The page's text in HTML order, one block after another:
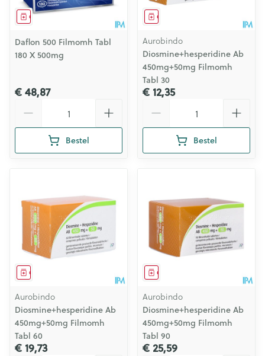
Geneesmiddel
Daflon 500 Filmomh Tabl
180 X 500mg
€ 48,87
Bestel
Geneesmiddel
Aurobindo
Diosmine+hesperidine Ab
450mg+50mg Filmomh
Tabl 30
€ 12,35
Bestel
Geneesmiddel
Aurobindo
Diosmine+hesperidine Ab
450mg+50mg Filmomh
Tabl 60
€ 19,73
Geneesmiddel
Aurobindo
Diosmine+hesperidine Ab
450mg+50mg Filmomh
Tabl 90
€ 25,59